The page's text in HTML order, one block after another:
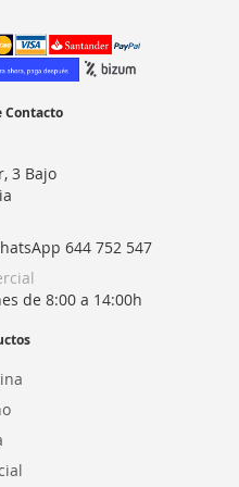
Contacto
3 Bajo
644 752 547
de 8:00 a 14:00h